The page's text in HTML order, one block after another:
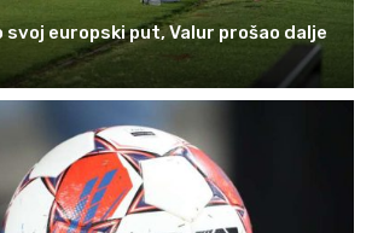
europski put, Valur prošao dalje